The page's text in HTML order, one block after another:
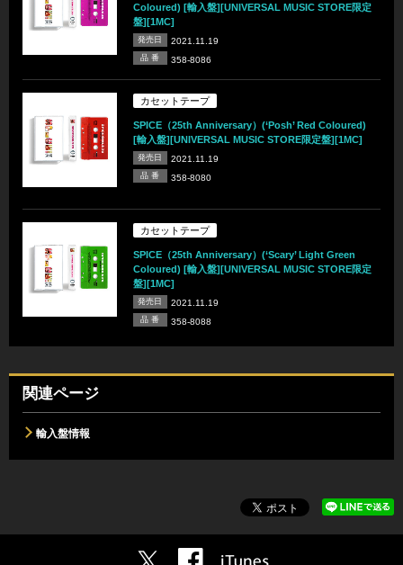
Coloured) [輸入盤][UNIVERSAL MUSIC STORE限定
盤][1MC]
発売日 2021.11.19
品 番 358-8086
カセットテープ
SPICE（25th Anniversary）(‘Posh’ Red Coloured)
[輸入盤][UNIVERSAL MUSIC STORE限定盤][1MC]
発売日 2021.11.19
品 番 358-8080
カセットテープ
SPICE（25th Anniversary）(‘Scary’ Light Green
Coloured) [輸入盤][UNIVERSAL MUSIC STORE限定
盤][1MC]
発売日 2021.11.19
品 番 358-8088
関連ページ
輸入盤情報